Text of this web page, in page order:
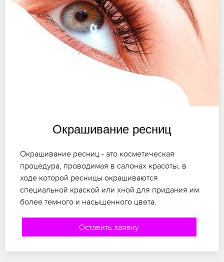
Окрашивание ресниц
Окрашивание ресниц - это косметическая
процедура, проводимая в салонах красоты, в
ходе которой ресницы окрашиваются
специальной краской или хной для придания им
более темного и насыщенного цвета.
Оставить заявку